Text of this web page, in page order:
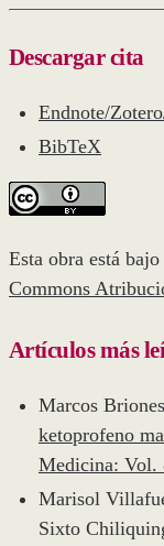
Descargar cita
Endnote/
BibTeX
Esta obra está
Commons
Artículos más
Marcos
ketoprofeno
Medicina: Vol.
Marisol
Sixto